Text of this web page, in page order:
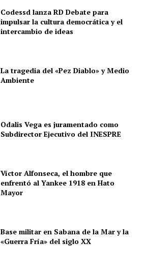
Codessd lanza RD Debate para
impulsar la cultura democrática y el
intercambio de ideas
La tragedia del «Pez Diablo» y Medio
Ambiente
Odalis Vega es juramentado como
Subdirector Ejecutivo del INESPRE
Víctor Alfonseca, el hombre que
enfrentó al Yankee 1918 en Hato
Mayor
Base militar en Sabana de la Mar y la
«Guerra Fría» del siglo XX